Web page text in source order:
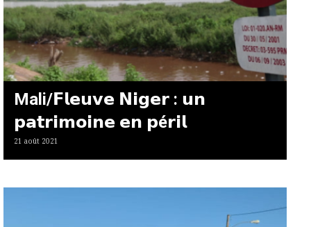
Mali/𝗙𝗹𝗲𝘂𝘃𝗲 𝗡𝗶𝗴𝗲𝗿 : 𝘂𝗻
𝗽𝗮𝘁𝗿𝗶𝗺𝗼𝗶𝗻𝗲 𝗲𝗻 𝗽é𝗿𝗶𝗹
21 août 2021